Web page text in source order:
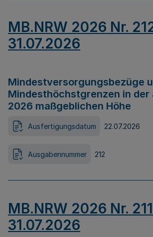
MB.NRW 2026 Nr.
31.07.2026
Mindestversorgungsbezüge
Mindesthöchstgrenzen in der
2026 maßgeblichen Höhe
Ausfertigungsdatum 22.07.2026
Ausgabennummer 212
MB.NRW 2026 Nr.
31.07.2026